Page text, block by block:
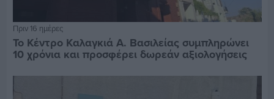
Πριν 16 ημέρες
Το Κέντρο Καλαγκιά Α. Βασιλείας συμπληρώνει
10 χρόνια και προσφέρει δωρεάν αξιολογήσεις